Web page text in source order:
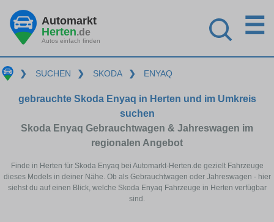
Automarkt
Herten.de
Autos einfach finden
☰
❯ SUCHEN ❯ SKODA ❯ ENYAQ
gebrauchte Skoda Enyaq in Herten und im Umkreis
suchen
Skoda Enyaq Gebrauchtwagen & Jahreswagen im
regionalen Angebot
Finde in Herten für Skoda Enyaq bei Automarkt-Herten.de gezielt Fahrzeuge
dieses Models in deiner Nähe. Ob als Gebrauchtwagen oder Jahreswagen - hier
siehst du auf einen Blick, welche Skoda Enyaq Fahrzeuge in Herten verfügbar
sind.